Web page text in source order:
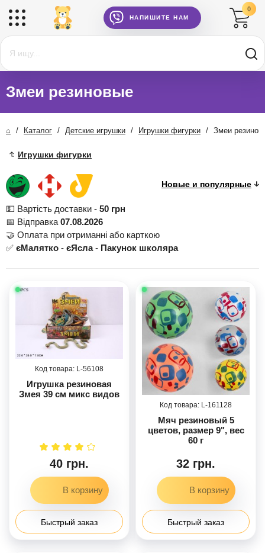
НАПИШИТЕ НАМ
0
Змеи резиновые
⌂ / Каталог / Детские игрушки / Игрушки фигурки / Змеи
Игрушки фигурки
💵 Вартість доставки - 50 грн
📅 Відправка 07.08.2026
🤝 Оплата при отриманні або карткою
✅ єМалятко - єЯсла- Пакунок школяра
56108
Игрушка резиновая
Змея 39 см микс видов
40 грн.
Быстрый заказ
161128
Мяч резиновый 5
цветов, размер 9", вес
60 г
32 грн.
Быстрый заказ